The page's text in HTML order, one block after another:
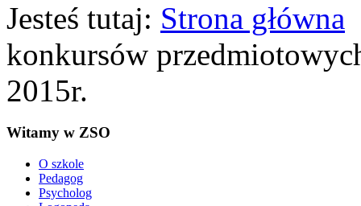
Jesteś tutaj: Strona główna
konkursów
2015r.
Witamy w ZSO
O szkole
Pedagog
Psycholog